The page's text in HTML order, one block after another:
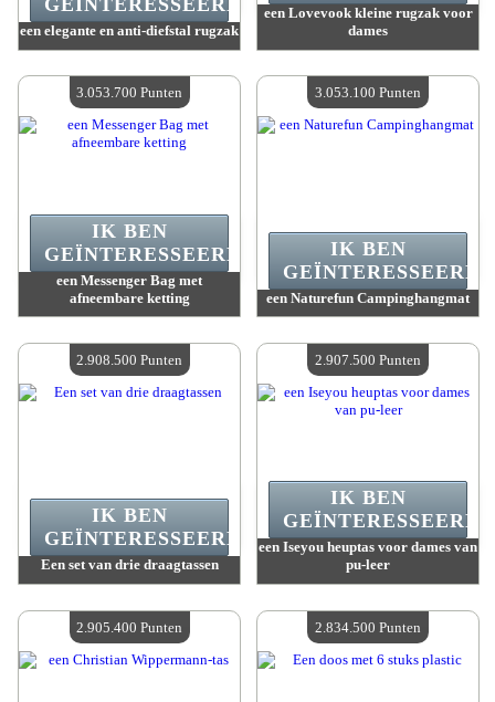
een elegante en anti-diefstal rugzak
Beschikbare hoeveelheid :4
een Lovevook kleine rugzak voor
dames
Beschikbare hoeveelheid :4
een Messenger Bag met
afneembare ketting
Beschikbare hoeveelheid :4
IK BEN
GEÏNTERESSEERD.
3.053.700 Punten
een Naturefun Campinghangmat
Beschikbare hoeveelheid :4
IK BEN
GEÏNTERESSEERD.
3.053.100 Punten
Een set van drie draagtassen
Beschikbare hoeveelheid :4
IK BEN
GEÏNTERESSEERD.
2.908.500 Punten
een Iseyou heuptas voor dames van
pu-leer
Beschikbare hoeveelheid :4
IK BEN
GEÏNTERESSEERD.
2.907.500 Punten
2.905.400 Punten 2.834.500 Punten